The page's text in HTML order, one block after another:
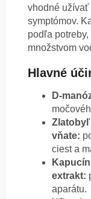
vhodné užívať
symptómov.
podľa
množstvom
Hlavné
D-
Zlatobyľ
vňate:
ciest a
extrakt:
aparátu.